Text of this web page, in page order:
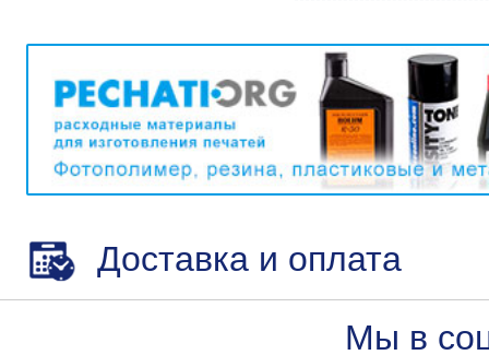
Доставка и оплата
Мы в